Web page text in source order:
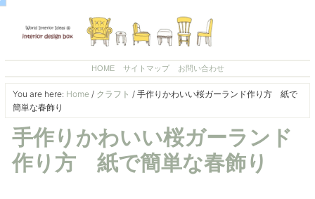
HOME サイトマップ お問い合わせ
You are here: Home / クラフト /手作りかわいい桜ガーランド作り方 紙で
簡単な春飾り
手作りかわいい桜ガーランド
作り方 紙で簡単な春飾り